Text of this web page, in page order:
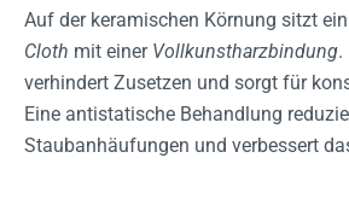
Auf der keramischen Körnung sitzt
Cloth mit einer Vollkunstharzbindung.
verhindert Zusetzen und sorgt für
Eine antistatische Behandlung
Staubanhäufungen und verbessert